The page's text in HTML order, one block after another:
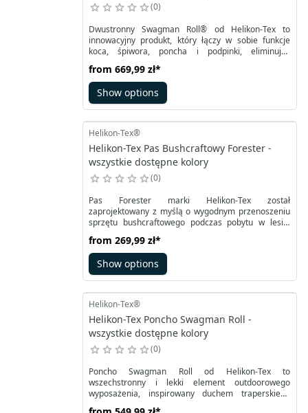
0
Dwustronny Swagman Roll® od Helikon-Tex to
innowacyjny produkt, który łączy w sobie funkcje
koca, śpiwora, poncha i podpinki, eliminując
zaawansowanej izolacji Climashield Apex® o
gramaturze 67g/m2, jest lekki i zapewnia doskonałe
ciepło. Aby przekształcić Dwustronny Swagman
Roll® w śpiwór, wystarczy zapiąć zamknięcie, które
wyposażony w dodatkowy zestaw, który pozwala
używać go jako poncho US.
from 669,99 zł*
Show options
Helikon-Tex®
Helikon-Tex Pas Bushcraftowy Forester -
wszystkie dostępne kolory
0
Pas Forester marki Helikon-Tex został
zaprojektowany z myślą o wygodnym przenoszeniu
sprzętu bushcraftowego podczas pobytu w lesie.
stabilność i nieprzesuwalność ekwipunku. To
doskonałe uzupełnienie oferty Helikon-Tex dla
miłośników bushcraftu, oferujące wyjątkowy system
nośny. Pas Forester posiada cechę wspólną z pasem
zewnętrznej warstwie ubrań.
from 269,99 zł*
Show options
Helikon-Tex®
Helikon-Tex Poncho Swagman Roll -
wszystkie dostępne kolory
0
Poncho Swagman Roll od Helikon-Tex to
wszechstronny i lekki element outdoorowego
wyposażenia, inspirowany duchem traperskiego